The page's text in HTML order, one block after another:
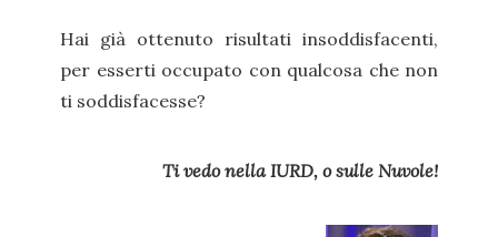
Hai già ottenuto risultati insoddisfacenti,
per esserti occupato con qualcosa che non
ti soddisfacesse?
Ti vedo nella IURD, o sulle Nuvole!